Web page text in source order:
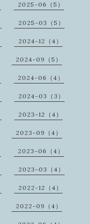
2025-06（5）
2025-03（5）
2024-12（4）
2024-09（5）
2024-06（4）
2024-03（3）
2023-12（4）
2023-09（4）
2023-06（4）
2023-03（4）
2022-12（4）
2022-09（4）